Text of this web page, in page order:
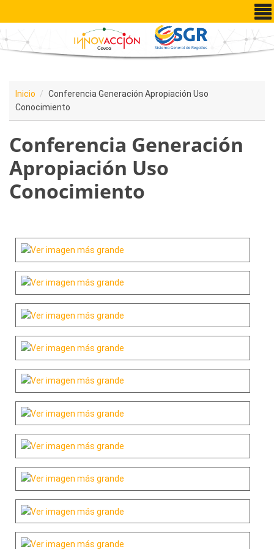
Pasar al contenido principal
Inicio
Conferencia Generación Apropiación Uso
Conocimiento
Conferencia Generación
Apropiación Uso
Conocimiento